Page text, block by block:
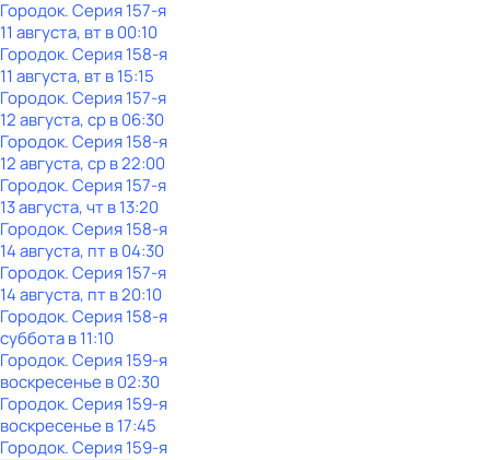
Городок. Серия 157-я
11 августа, вт в 00:10
Городок. Серия 158-я
11 августа, вт в 15:15
Городок. Серия 157-я
12 августа, ср в 06:30
Городок. Серия 158-я
12 августа, ср в 22:00
Городок. Серия 157-я
13 августа, чт в 13:20
Городок. Серия 158-я
14 августа, пт в 04:30
Городок. Серия 157-я
14 августа, пт в 20:10
Городок. Серия 158-я
субботав11:10
Городок. Серия 159-я
воскресенье в02:30
Городок. Серия 159-я
воскресенье в17:45
Городок. Серия 159-я